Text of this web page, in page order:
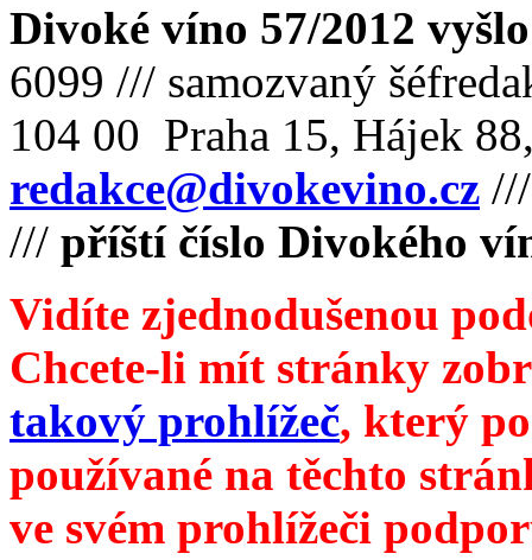
Divoké víno 57/2012
6099 /// samozvaný
104 00 Praha 15, Hájek
redakce@divokevino.cz
/// příští číslo Divokého
Vidíte zjednodušenou
Chcete-li mít stránky
takový prohlížeč, který
používané na těchto
ve svém prohlížeči